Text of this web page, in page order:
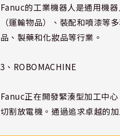
Fanuc的工業機器人是通用機
（運輸物品）、裝配和噴漆等
品、製藥和化妝品等行業。
3、ROBOMACHINE
Fanuc正在開發緊湊型加工中
切割放電機。通過追求卓越的